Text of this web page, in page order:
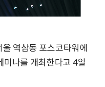
역삼동 포스코타워에
나를 개최한다고 4일